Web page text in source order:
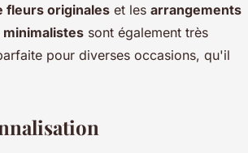
fleurs originales et les arrangements
sont également très
pour diverses occasions, qu'il